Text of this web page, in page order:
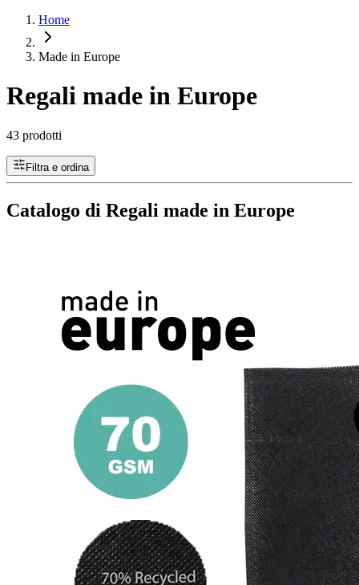
Home
Made in Europe
Regali made in Europe
43 prodotti
Filtra e ordina
Catalogo di Regali made in Europe